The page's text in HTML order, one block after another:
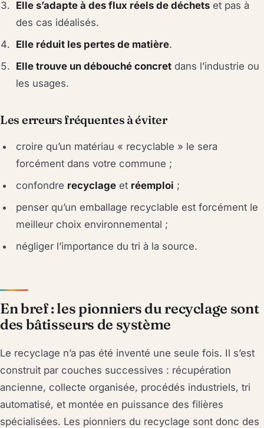
Elle s’adapte à des flux réels de déchets et pas à
des cas idéalisés.
Elle réduit les pertes de matière.
Elle trouve un débouché concret dans l’industrie ou
les usages.
Les erreurs fréquentes à éviter
croire qu’un matériau « recyclable » le sera
forcément dans votre commune ;
confondre recyclage et réemploi ;
penser qu’un emballage recyclable est forcément le
meilleur choix environnemental ;
négliger l’importance du tri à la source.
En bref : les pionniers du recyclage sont
des bâtisseurs de système
Le recyclage n’a pas été inventé une seule fois. Il s’est
construit par couches successives : récupération
ancienne, collecte organisée, procédés industriels, tri
automatisé, et montée en puissance des filières
spécialisées. Les pionniers du recyclage sont donc des